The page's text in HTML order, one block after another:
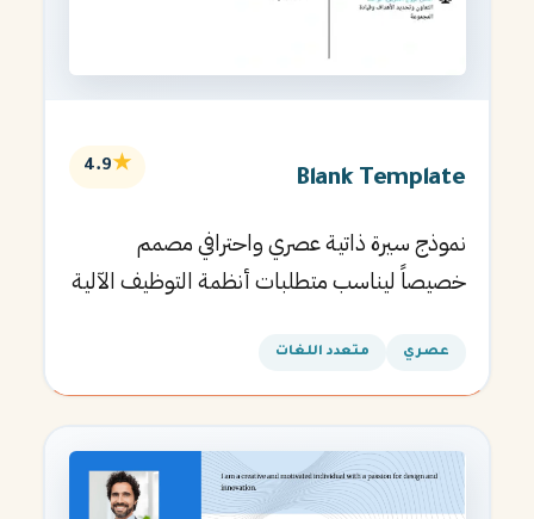
Blank Template
★
4.9
نموذج سيرة ذاتية عصري واحترافي مصمم
خصيصاً ليناسب متطلبات أنظمة التوظيف الآلية
عصري متعدد اللغات